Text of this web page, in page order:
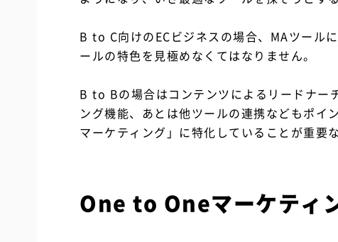
B to C向けのECビジネスの場合、MAツール
ールの特色を見極めなくてはなりません。
B to Bの場合はコンテンツによるリードナー
ング機能、あとは他ツールの連携などもポ
マーケティング」に特化していることが重要
One to Oneマーケティ